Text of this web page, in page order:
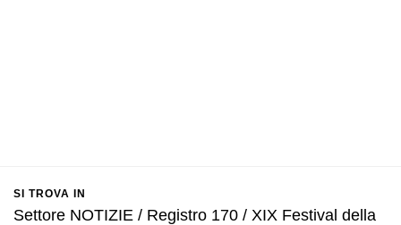
SI TROVA IN
Settore NOTIZIE / Registro 170 / XIX Festival della